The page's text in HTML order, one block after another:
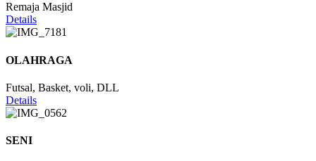
Remaja Masjid
Details
OLAHRAGA
Futsal, Basket, voli, DLL
Details
SENI